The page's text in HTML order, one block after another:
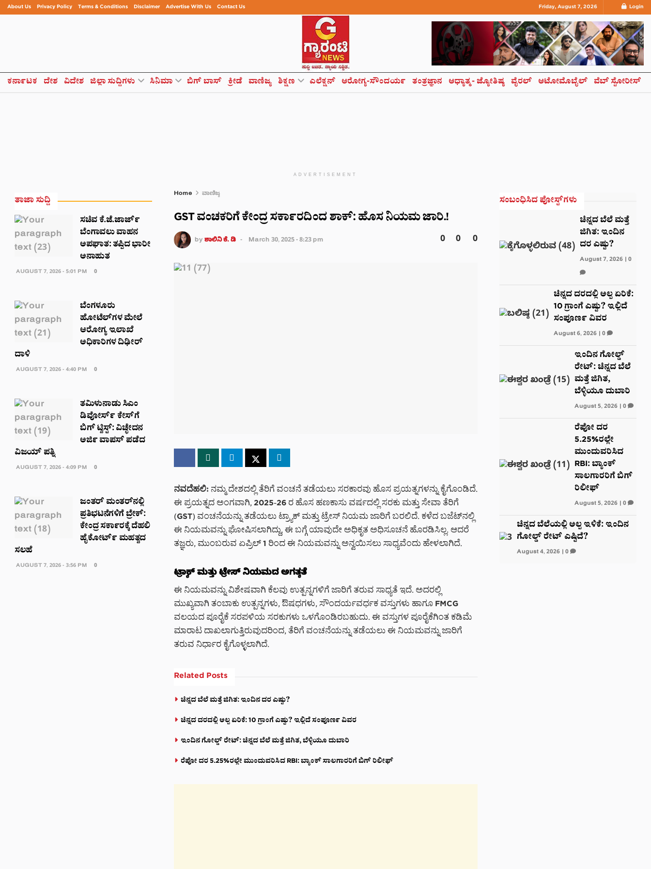
About Us Privacy Policy Terms & Conditions Disclaimer Advertise With Us Contact Us Friday, August 7, 2026 Login
ಕರ್ನಾಟಕ ದೇಶ ವಿದೇಶ ಜಿಲ್ಲಾ ಸುದ್ದಿಗಳು ಸಿನಿಮಾ ಬಿಗ್ ಬಾಸ್ ಕ್ರೀಡೆ ವಾಣಿಜ್ಯ ಶಿಕ್ಷಣ ಎಲೆಕ್ಷನ್ ಆರೋಗ್ಯ-ಸೌಂದರ್ಯ ತಂತ್ರಜ್ಞಾನ ಆಧ್ಯಾತ್ಮ- ಜ್ಯೋತಿಷ್ಯ ವೈರಲ್ ಆಟೋಮೊಬೈಲ್ ವೆಬ್ ಸ್ಟೋರೀಸ್
ADVERTISEMENT
Home ವಾಣಿಜ್ಯ
GST ವಂಚಕರಿಗೆ ಕೇಂದ್ರ ಸರ್ಕಾರದಿಂದ ಶಾಕ್: ಹೊಸ ನಿಯಮ ಜಾರಿ.!
by ಶಾಲಿನಿ ಕೆ. ಡಿ March 30, 2025 - 8:23 pm 0 0 0
ನವದೆಹಲಿ:ನಮ್ಮ ದೇಶದಲ್ಲಿ ತೆರಿಗೆ ವಂಚನೆ ತಡೆಯಲು ಸರಕಾರವು ಹೊಸ ಪ್ರಯತ್ನಗಳನ್ನು ಕೈಗೊಂಡಿದೆ.
ಈ ಪ್ರಯತ್ನದ ಅಂಗವಾಗಿ, 2025-26 ರ ಹೊಸ ಹಣಕಾಸು ವರ್ಷದಲ್ಲಿ ಸರಕು ಮತ್ತು ಸೇವಾ ತೆರಿಗೆ
(GST) ವಂಚನೆಯನ್ನು ತಡೆಯಲು ಟ್ರ್ಯಾಕ್ ಮತ್ತು ಟ್ರೇಸ್ ನಿಯಮ ಜಾರಿಗೆ ಬರಲಿದೆ. ಕಳೆದ ಬಜೆಟ್‌ನಲ್ಲಿ
ಈ ನಿಯಮವನ್ನು ಘೋಷಿಸಲಾಗಿದ್ದು, ಈ ಬಗ್ಗೆ ಯಾವುದೇ ಅಧಿಕೃತ ಅಧಿಸೂಚನೆ ಹೊರಡಿಸಿಲ್ಲ. ಆದರೆ
ತಜ್ಞರು, ಮುಂಬರುವ ಏಪ್ರಿಲ್ 1 ರಿಂದ ಈ ನಿಯಮವನ್ನು ಅನ್ವಯಿಸಲು ಸಾಧ್ಯವೆಂದು ಹೇಳಲಾಗಿದೆ.
ಟ್ರ್ಯಾಕ್ ಮತ್ತು ಟ್ರೇಸ್ ನಿಯಮದ ಅಗತ್ಯತೆ
ಈ ನಿಯಮವನ್ನು ವಿಶೇಷವಾಗಿ ಕೆಲವು ಉತ್ಪನ್ನಗಳಿಗೆ ಜಾರಿಗೆ ತರುವ ಸಾಧ್ಯತೆ ಇದೆ. ಅದರಲ್ಲಿ
ಮುಖ್ಯವಾಗಿ ತಂಬಾಕು ಉತ್ಪನ್ನಗಳು, ಔಷಧಗಳು, ಸೌಂದರ್ಯವರ್ಧಕ ವಸ್ತುಗಳು ಹಾಗೂ FMCG
ವಲಯದ ಪೂರೈಕೆ ಸರಪಳಿಯ ಸರಕುಗಳು ಒಳಗೊಂಡಿರಬಹುದು. ಈ ವಸ್ತುಗಳ ಪೂರೈಕೆಗಿಂತ ಕಡಿಮೆ
ಮಾರಾಟ ದಾಖಲಾಗುತ್ತಿರುವುದರಿಂದ, ತೆರಿಗೆ ವಂಚನೆಯನ್ನು ತಡೆಯಲು ಈ ನಿಯಮವನ್ನು ಜಾರಿಗೆ
ತರುವ ನಿರ್ಧಾರ ಕೈಗೊಳ್ಳಲಾಗಿದೆ.
Related Posts
ಚಿನ್ನದ ಬೆಲೆ ಮತ್ತೆ ಜಿಗಿತ: ಇಂದಿನ ದರ ಎಷ್ಟು?
ಚಿನ್ನದ ದರದಲ್ಲಿ ಅಲ್ಪ ಏರಿಕೆ: 10 ಗ್ರಾಂಗೆ ಎಷ್ಟು? ಇಲ್ಲಿದೆ ಸಂಪೂರ್ಣ ವಿವರ
ಇಂದಿನ ಗೋಲ್ಡ್ ರೇಟ್: ಚಿನ್ನದ ಬೆಲೆ ಮತ್ತೆ ಜಿಗಿತ, ಬೆಳ್ಳಿಯೂ ದುಬಾರಿ
ರೆಪೋ ದರ 5.25%ರಲ್ಲೇ ಮುಂದುವರಿಸಿದ RBI: ಬ್ಯಾಂಕ್‌ ಸಾಲಗಾರರಿಗೆ ಬಿಗ್‌ ರಿಲೀಫ್‌
ತಾಜಾ ಸುದ್ದಿ
ಸಚಿವ ಕೆ.ಜೆ.ಜಾರ್ಜ್
ಬೆಂಗಾವಲು ವಾಹನ
ಅಪಘಾತ: ತಪ್ಪಿದ ಭಾರೀ
ಅನಾಹುತ
AUGUST 7, 2026 - 5:01 PM 0
ಬೆಂಗಳೂರು
ಹೋಟೆಲ್‌ಗಳ ಮೇಲೆ
ಆರೋಗ್ಯ ಇಲಾಖೆ
ಅಧಿಕಾರಿಗಳ ದಿಢೀರ್
ದಾಳಿ
AUGUST 7, 2026 - 4:40 PM 0
ತಮಿಳುನಾಡು ಸಿಎಂ
ಡಿವೋರ್ಸ್ ಕೇಸ್‌ಗೆ
ಬಿಗ್ ಟ್ವಿಸ್ಟ್: ವಿಚ್ಛೇದನ
ಅರ್ಜಿ ವಾಪಸ್ ಪಡೆದ
ವಿಜಯ್ ಪತ್ನಿ
AUGUST 7, 2026 - 4:09 PM 0
ಜಂತರ್ ಮಂತರ್‌ನಲ್ಲಿ
ಪ್ರತಿಭಟನೆಗಳಿಗೆ ಬ್ರೇಕ್:
ಕೇಂದ್ರ ಸರ್ಕಾರಕ್ಕೆ ದೆಹಲಿ
ಹೈಕೋರ್ಟ್ ಮಹತ್ವದ
ಸಲಹೆ
AUGUST 7, 2026 - 3:56 PM 0
ಸಂಬಂಧಿಸಿದ ಪೋಸ್ಟ್‌ಗಳು
ಚಿನ್ನದ ಬೆಲೆ ಮತ್ತೆ
ಜಿಗಿತ: ಇಂದಿನ
ದರ ಎಷ್ಟು?
August 7, 2026| 0
ಚಿನ್ನದ ದರದಲ್ಲಿ ಅಲ್ಪ ಏರಿಕೆ:
10 ಗ್ರಾಂಗೆ ಎಷ್ಟು? ಇಲ್ಲಿದೆ
ಸಂಪೂರ್ಣ ವಿವರ
August 6, 2026| 0
ಇಂದಿನ ಗೋಲ್ಡ್
ರೇಟ್: ಚಿನ್ನದ ಬೆಲೆ
ಮತ್ತೆ ಜಿಗಿತ,
ಬೆಳ್ಳಿಯೂ ದುಬಾರಿ
August 5, 2026| 0
ರೆಪೋ ದರ
5.25%ರಲ್ಲೇ
ಮುಂದುವರಿಸಿದ
RBI: ಬ್ಯಾಂಕ್‌
ಸಾಲಗಾರರಿಗೆ ಬಿಗ್‌
ರಿಲೀಫ್‌
August 5, 2026| 0
ಚಿನ್ನದ ಬೆಲೆಯಲ್ಲಿ ಅಲ್ಪ ಇಳಿಕೆ: ಇಂದಿನ
ಗೋಲ್ಡ್ ರೇಟ್ ಎಷ್ಟಿದೆ?
August 4, 2026| 0